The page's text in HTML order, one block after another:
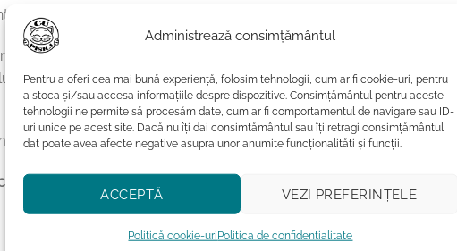
Administrează consimțământul
Pentru a oferi cea mai bună experiență, folosim tehnologii, cum ar fi cookie-uri, pentru
a stoca și/sau accesa informațiile despre dispozitive. Consimțământul pentru aceste
tehnologii ne permite să procesăm date, cum ar fi comportamentul de navigare sau ID-
uri unice pe acest site. Dacă nu îți dai consimțământul sau îți retragi consimțământul
dat poate avea afecte negative asupra unor anumite funcționalități și funcții.
ACCEPTĂ VEZI PREFERINȚELE
Politică cookie-uriPolitica de confidentialitate
mai rezistente si mai durabile in comparatie cu cele fabricate din
pe care il ofera bumbacul organic, acesta este si mai prietenos cu
in comparatie cu bumbacul conventional. Tot din dorinta de a
digitala de tip DTG sau DTF, calitate superioara.
carora le place sa poarte haine de calitate, confortabile si